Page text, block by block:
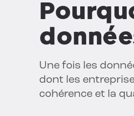
Une fois les
dont les
cohérence et la